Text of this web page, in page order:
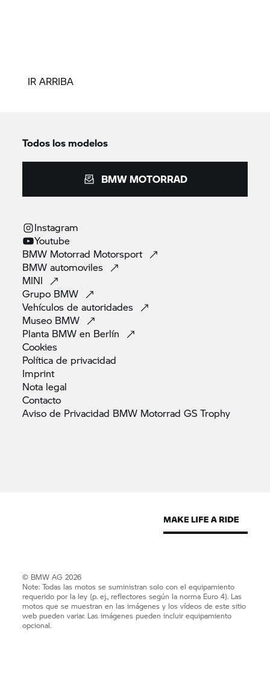
IR ARRIBA
Todos los modelos
BMW MOTORRAD
Instagram
Youtube
BMW Motorrad Motorsport
BMWautomoviles
MINI
Grupo BMW
Vehículos deautoridades
Museo BMW
Planta BMW en Berlín
Cookies
Política de privacidad
Imprint
Nota legal
Contacto
Aviso de Privacidad BMW Motorrad GSTrophy
© BMW AG 2026
Note: Todas las motos se suministran solo con el equipamiento
requerido por la ley (p. ej., reflectores según la norma Euro 4). Las
motos que se muestran en las imágenes y los vídeos de este sitio
web pueden variar. Las imágenes pueden incluir equipamiento
opcional.